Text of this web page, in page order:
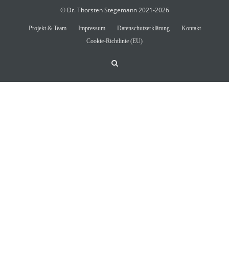
© Dr. Thorsten Stegemann 2021-2026
Projekt & Team Impressum Datenschutzerklärung
Kontakt
Cookie-Richtlinie (EU)